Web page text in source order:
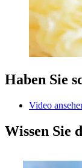
Haben Sie
Video
Wissen Sie